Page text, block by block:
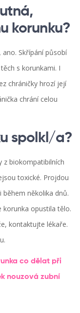
korunku?
Skřípání působí
s korunkami. I
chráničky hrozí její
chrání celou
spolkl/a?
z biokompatibilních
toxické. Projdou
několika dnů.
korunka opustila tělo.
kontaktujte lékaře.
co dělat při
nouzová zubní